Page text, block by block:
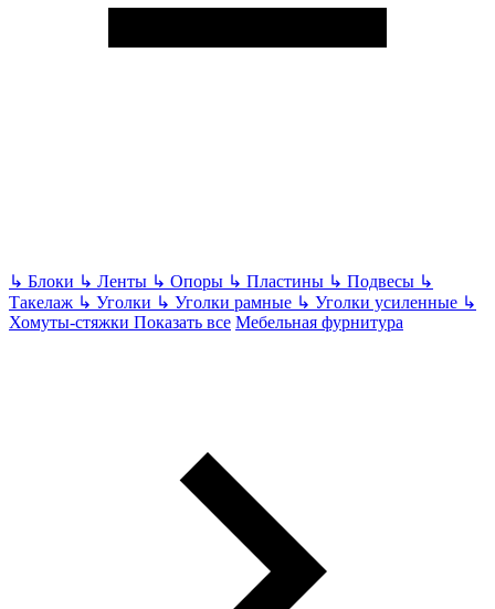
↳ Блоки ↳ Ленты ↳ Опоры ↳ Пластины ↳ Подвесы ↳
Такелаж ↳ Уголки ↳ Уголки рамные ↳ Уголки усиленные ↳
Хомуты-стяжки Показать все Мебельная фурнитура